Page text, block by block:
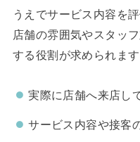
うえでサービス内容を
店舗の雰囲気やスタッ
する役割が求められます
実際に店舗へ来店し
サービス内容や接客